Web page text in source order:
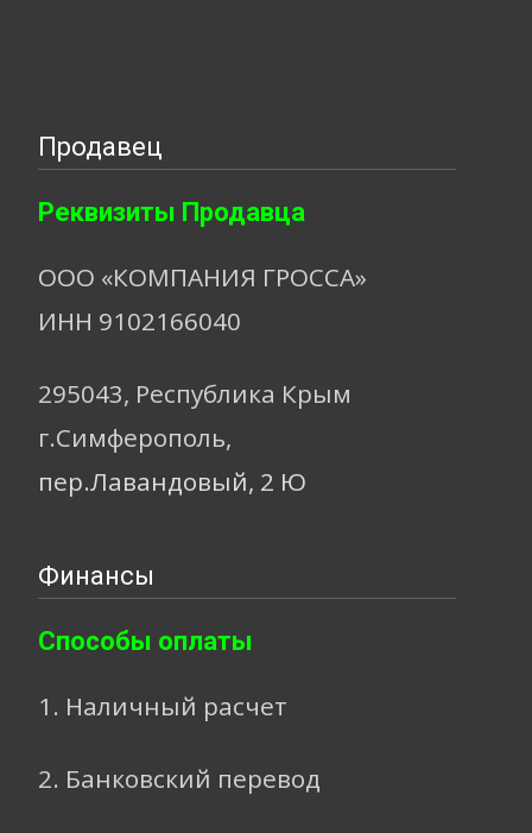
Продавец
Реквизиты Продавца
ООО «КОМПАНИЯ ГРОССА»
ИНН 9102166040
295043, Республика Крым
г.Симферополь,
пер.Лавандовый, 2 Ю
Финансы
Способы оплаты
1. Наличный расчет
2. Банковский перевод